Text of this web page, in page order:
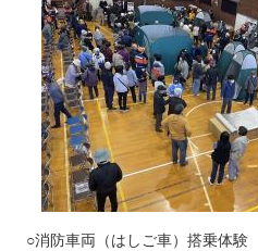
○消防車両（はしご車）搭乗体験